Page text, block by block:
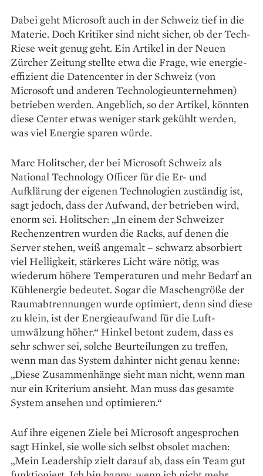
Dabei geht Microsoft auch in der Schweiz tief in die
Materie. Doch Kritiker sind nicht sicher, ob der Tech-
Riese weit genug geht. Ein Artikel in der Neuen
Zürcher Zeitung stellte etwa die Frage, wie energie­
effizient die Datencenter in der Schweiz (von
Microsoft und ande­ren Technologie­unternehmen)
be­trieben werden. Angeblich, so der Artikel, könnten
diese Center etwas weniger stark ­gekühlt werden,
was viel Energie sparen würde.
Marc Holitscher, der bei Microsoft Schweiz als
National Technology Officer für die Er- und
Aufklärung der eigenen Technologien zuständig ist,
sagt jedoch, dass der Aufwand, der betrieben wird,
enorm sei. Holitscher: „In einem der Schweizer
Rechenzentren wurden die Racks, auf denen die
Server stehen, weiß angemalt – schwarz absorbiert
viel Helligkeit, stärkeres Licht wäre nötig, was
wiederum höhere Temperaturen und mehr Bedarf an
Kühlenergie bedeutet. Sogar die Maschengröße der
Raumabtrennungen wurde optimiert, denn sind diese
zu klein, ist der Energieaufwand für die Luft­
umwälzung höher.“ Hinkel betont zudem, dass es
sehr schwer sei, solche Beurteilungen zu treffen,
wenn man das System dahinter nicht genau kenne:
„Diese Zusammenhänge sieht man nicht, wenn man
nur ein Kriterium ansieht. Man muss das gesamte
System ansehen und optimieren.“
Auf ihre eigenen Ziele bei Microsoft angesprochen
sagt Hinkel, sie wolle sich selbst obsolet machen:
„Mein Leadership zielt darauf ab, dass ein Team gut